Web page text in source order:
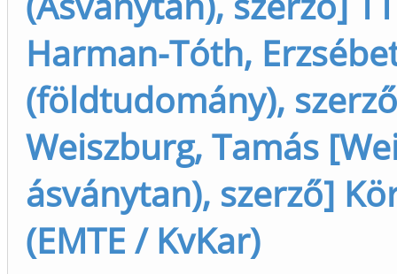
Harman-Tóth,
(földtudomány),
Weiszburg, Tamás
ásványtan), szerző]
(EMTE / KvKar)